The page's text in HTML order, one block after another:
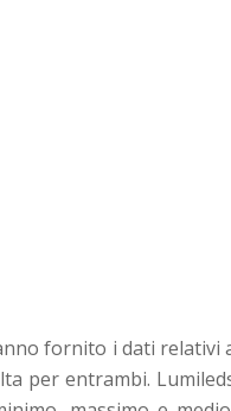
fornito i dati relativi
per entrambi.